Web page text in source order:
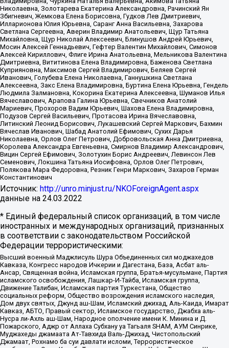
Николаевна, Золотарева Екатерина Александровна, Рачинский Ян
Збигневич, Жемкова Елена Борисовна, Гудков Лев Дмитриевич,
Илларионова Юлия Юрьевна, Саранг Анна Васильевна, Захарова
Светлана Сергеевна, Аверин Владимир Анатольевич, Щур Татьяна
Михайловна, Щур Николай Алексеевич, Блинушов Андрей Юрьевич,
Мосин Алексей Геннадьевич, Гефтер Валентин Михайлович, Симонов
Алексей Кириллович, Флиге Ирина Анатольевна, Мельникова Валентина
Дмитриевна, Вититинова Елена Владимировна, Баженова Светлана
Куприяновна, Максимов Сергей Владимирович, Беляев Сергей
Иванович, Голубева Елена Николаевна, Ганнушкина Светлана
Алексеевна, Закс Елена Владимировна, Буртина Елена Юрьевна, Гендель
Людмила Залмановна, Кокорина Екатерина Алексеевна, Шуманов Илья
Вячеславович, Арапова Галина Юрьевна, Свечников Анатолий
Мариевич, Прохоров Вадим Юрьевич, Шахова Елена Владимировна,
Подузов Сергей Васильевич, Протасова Ирина Вячеславовна,
Литинский Леонид Борисович, Лукашевский Сергей Маркович, Бахмин
Вячеслав Иванович, Шабад Анатолий Ефимович, Сухих Дарья
Николаевна, Орлов Олег Петрович, Добровольская Анна Дмитриевна,
Королева Александра Евгеньевна, Смирнов Владимир Александрович,
Вицин Сергей Ефимович, Золотухин Борис Андреевич, Левинсон Лев
Семенович, Локшина Татьяна Иосифовна, Орлов Олег Петрович,
Полякова Мара Федоровна, Резник Генри Маркович, Захаров Герман
Константинович
Источник: http://unro.minjust.ru/NKOForeignAgent.aspx
данные на 24.03.2022
* Единый федеральный список организаций, в том числе
иностранных и международных организаций, признанных
в соответствии с законодательством Российской
Федерации террористическими:
Высший военный Маджлисуль Шура Объединенных сил моджахедов
Кавказа, Конгресс народов Ичкерии и Дагестана, База, Асбат аль-
Ансар, Священная война, Исламская группа, Братья-мусульмане, Партия
исламского освобождения, Лашкар-И-Тайба, Исламская группа,
Движение Талибан, Исламская партия Туркестана, Общество
социальных реформ, Общество возрождения исламского наследия,
Дом двух святых, Джунд аш-Шам, Исламский джихад, Аль-Каида, Имарат
Кавказ, АБТО, Правый сектор, Исламское государство, Джабха аль-
Нусра ли-Ахль аш-Шам, Народное ополчение имени К. Минина и Д.
Пожарского, Аджр от Аллаха Субхану уа Тагьаля SHAM, АУМ Синрике,
Муджахеды джамаата Ат-Тавхида Валь-Джихад, Чистопольский
Джамаат, Рохнамо ба суи давлати исломи, Террористическое